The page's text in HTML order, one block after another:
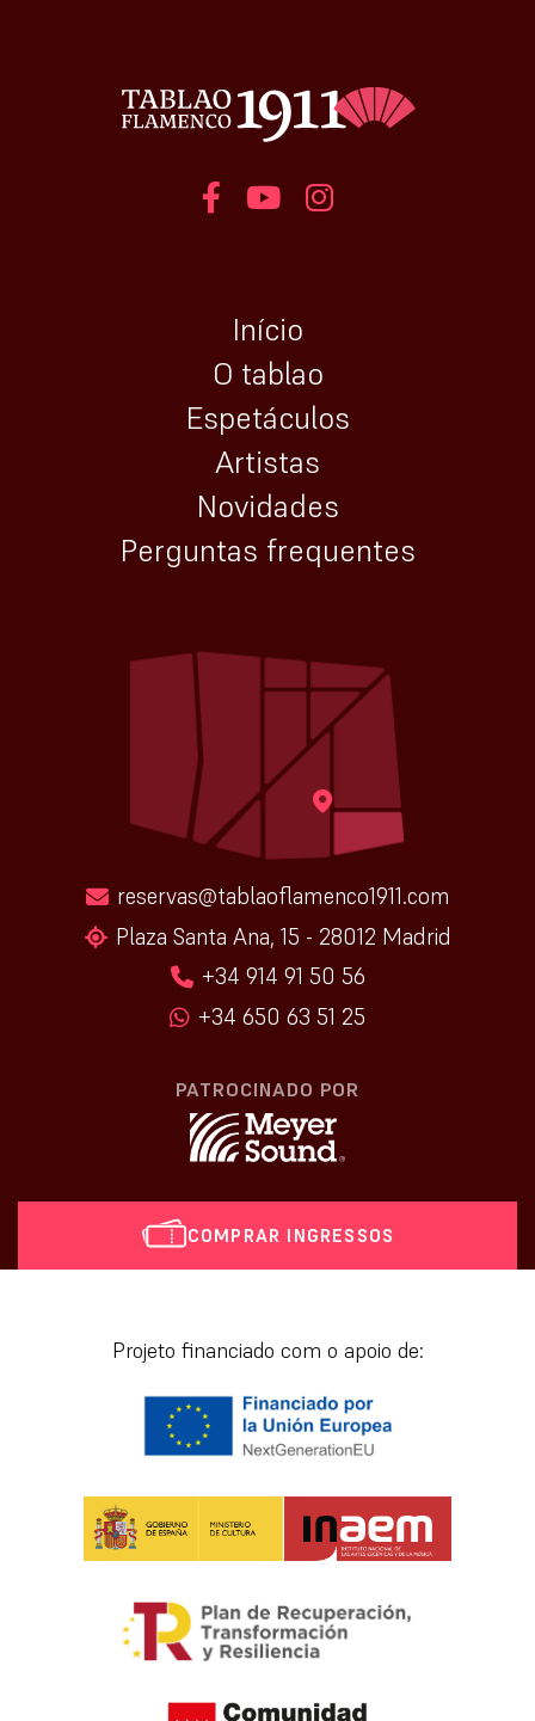
COMPRAR INGRESSOS
Início
O tablao
Espetáculos
Artistas
Novidades
Perguntas frequentes
reservas@tablaoflamenco1911.com
Plaza Santa Ana, 15 - 28012 Madrid
+34 914 91 50 56
+34 650 63 51 25
PATROCINADO POR
Projeto financiado com o apoio de: